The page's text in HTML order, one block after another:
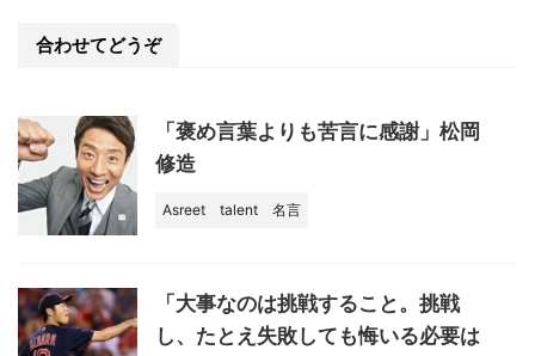
o
k
合わせてどうぞ
「褒め言葉よりも苦言に感謝」松岡
修造
Asreet talent 名言
「大事なのは挑戦すること。挑戦
し、たとえ失敗しても悔いる必要は